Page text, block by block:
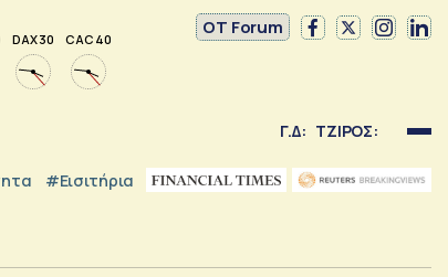
DAX 30 CAC 40
OT Forum
Γ.Δ: ΤΖΙΡΟΣ:
#εισιτήρια